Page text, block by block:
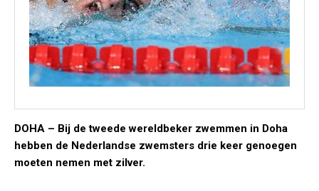
DOHA – Bij de tweede wereldbeker zwemmen in Doha
hebben de Nederlandse zwemsters drie keer genoegen
moeten nemen met zilver.